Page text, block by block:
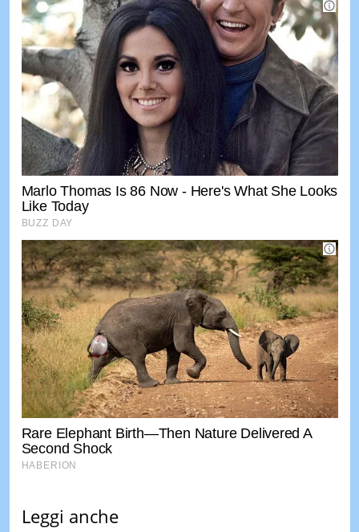
Leggi anche